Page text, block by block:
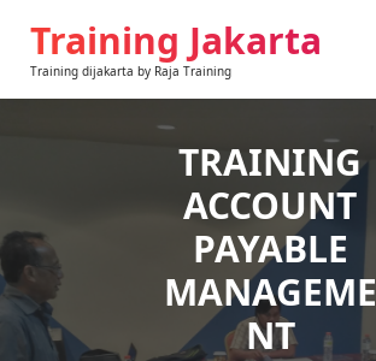
contentTraining Jakarta
Training dijakarta by Raja Training
TRAINING
ACCOUNT
PAYABLE
MANAGEME
NT